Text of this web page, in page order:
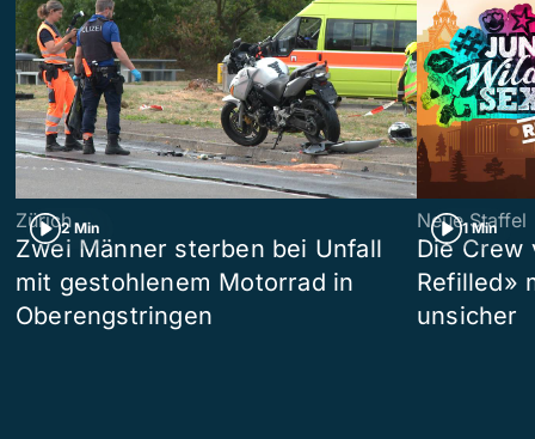
2 Min
Zürich
Zwei Männer sterben bei Unfall
mit gestohlenem Motorrad in
Oberengstringen
1 Min
Neue Staffel
Die Crew
Refilled»
unsicher